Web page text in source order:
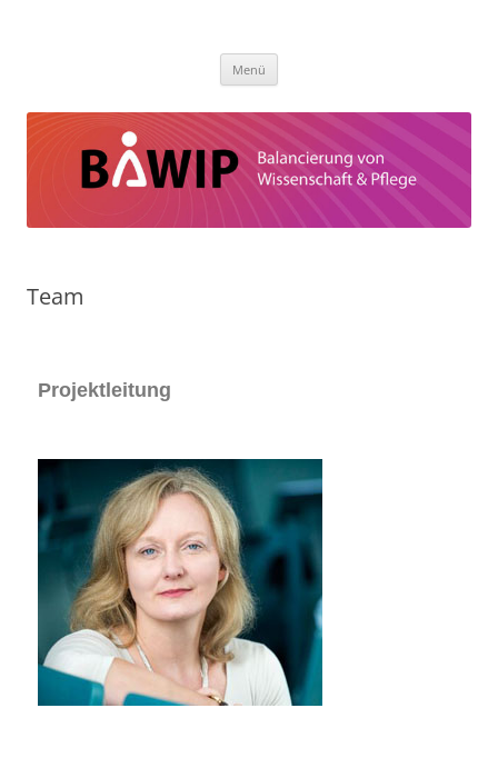
Menü
Team
Projektleitung